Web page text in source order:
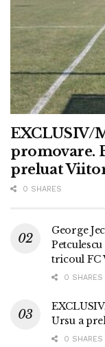
EXCLUSIV/
promovare.
preluat
0 SHARES
George
tricoul FC
0 SHARES
Ursu a
0 SHARES